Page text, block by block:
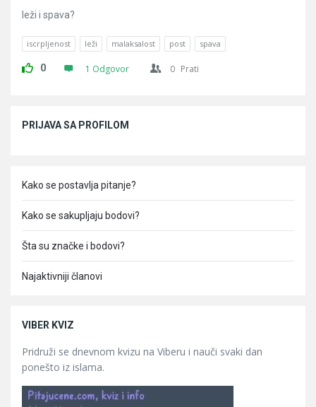
leži i spava?
iscrpljenost leži malaksalost post spava
0 1 Odgovor 0 Prati
PRIJAVA SA PROFILOM
Kako se postavlja pitanje?
Kako se sakupljaju bodovi?
Šta su značke i bodovi?
Najaktivniji članovi
VIBER KVIZ
Pridruži se dnevnom kvizu na Viberu i nauči svaki dan
ponešto iz islama.